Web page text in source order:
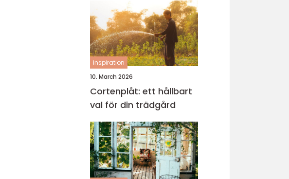
inspiration
10. March 2026
Cortenplåt: ett hållbart
val för din trädgård